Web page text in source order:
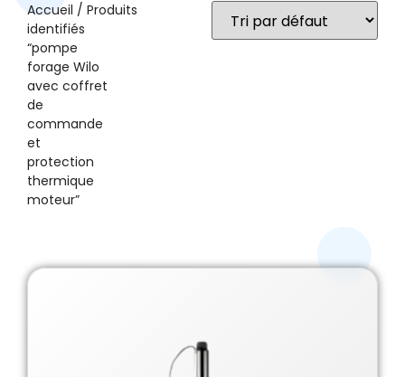
Accueil / Produits
identifiés
“pompe
forage Wilo
avec coffret
de
commande
et
protection
thermique
moteur”